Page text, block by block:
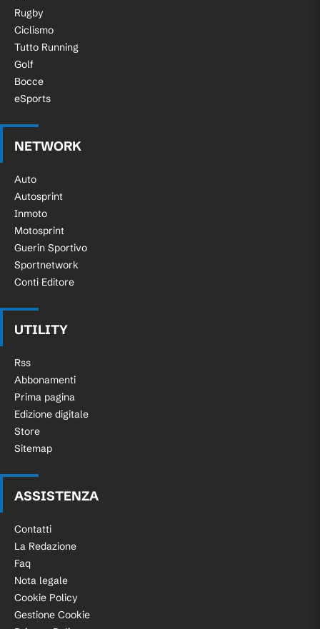
Rugby
Ciclismo
Tutto Running
Golf
Bocce
eSports
NETWORK
Auto
Autosprint
Inmoto
Motosprint
Guerin Sportivo
Sportnetwork
Conti Editore
UTILITY
Rss
Abbonamenti
Prima pagina
Edizione digitale
Store
Sitemap
ASSISTENZA
Contatti
La Redazione
Faq
Nota legale
Cookie Policy
Gestione Cookie